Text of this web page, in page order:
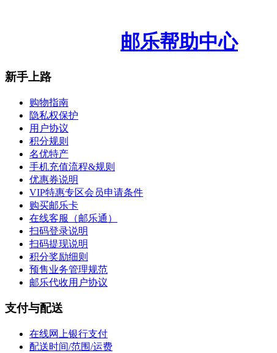
邮乐帮助中心
新手上路
购物指南
隐私权保护
用户协议
积分规则
名优特产
手机充值流程&规则
优惠券说明
VIP特惠专区会员申请条件
购买邮乐卡
在线客服（邮乐通）
扫码登录说明
扫码提现说明
积分奖励细则
预售业务管理规范
邮乐代收用户协议
支付与配送
在线网上银行支付
配送时间/范围/运费